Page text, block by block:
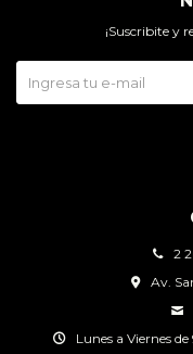
2
Av.
Lunes a Viernes de
¡Suscribite y